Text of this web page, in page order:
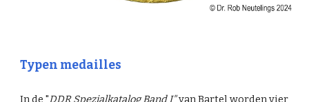
Typen medailles
In de "DDR Spezialkatalog Band I"van Bartel worden vier